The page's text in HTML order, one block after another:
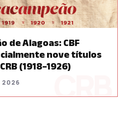
de Alagoas: CBF
nove títulos
(1918–1926)
2026